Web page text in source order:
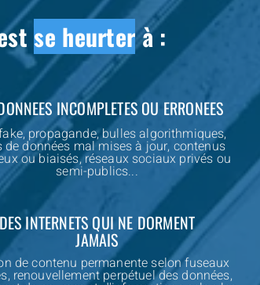
se heurterà :
INCOMPLETES OU ERRONEES
propagande, bulles algorithmiques,
de données mal mises à jour, contenus
ou biaisés, réseaux sociaux privés ou
semi-publics...
DES INTERNETS QUI NE DORMENT
JAMAIS
de contenu permanente selon fuseaux
renouvellement perpétuel des données,